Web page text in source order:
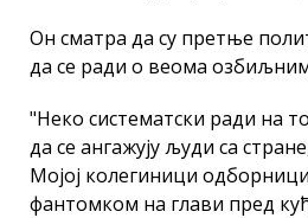
Он сматра да су претње
да се ради о веома
"Неко систематски ради на
да се ангажују људи са
Мојој колегиници
фантомком на глави пред